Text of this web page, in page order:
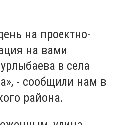
на проектно-
на вами
в села
- сообщили нам в
района.